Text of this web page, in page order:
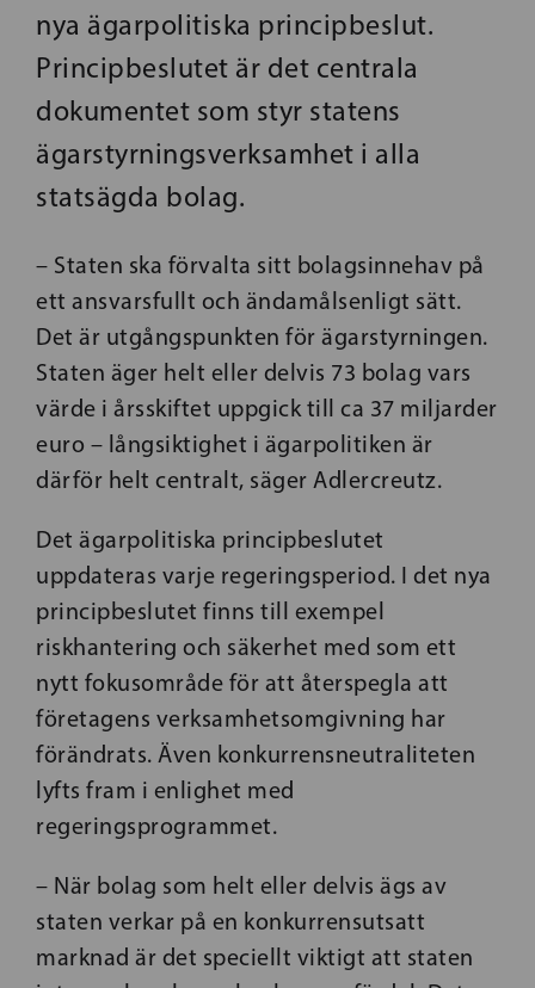
nya ägarpolitiska principbeslut.
Principbeslutet är det centrala
dokumentet som styr statens
ägarstyrningsverksamhet i alla
statsägda bolag.
– Staten ska förvalta sitt bolagsinnehav på
ett ansvarsfullt och ändamålsenligt sätt.
Det är utgångspunkten för ägarstyrningen.
Staten äger helt eller delvis 73 bolag vars
värde i årsskiftet uppgick till ca 37 miljarder
euro – långsiktighet i ägarpolitiken är
därför helt centralt, säger Adlercreutz.
Det ägarpolitiska principbeslutet
uppdateras varje regeringsperiod. I det nya
principbeslutet finns till exempel
riskhantering och säkerhet med som ett
nytt fokusområde för att återspegla att
företagens verksamhetsomgivning har
förändrats. Även konkurrensneutraliteten
lyfts fram i enlighet med
regeringsprogrammet.
– När bolag som helt eller delvis ägs av
staten verkar på en konkurrensutsatt
marknad är det speciellt viktigt att staten